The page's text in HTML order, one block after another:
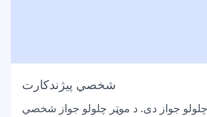
شخصي پیژندکارت
چلولو جواز دی. د موټر چلولو جواز شخصي